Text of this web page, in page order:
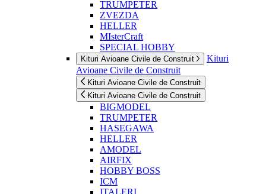
TRUMPETER
ZVEZDA
HELLER
MIsterCraft
SPECIAL HOBBY
Kituri Avioane Civile de Construit
Kituri
Avioane Civile de Construit
Kituri Avioane Civile de Construit
Kituri Avioane Civile de Construit
BIGMODEL
TRUMPETER
HASEGAWA
HELLER
AMODEL
AIRFIX
HOBBY BOSS
ICM